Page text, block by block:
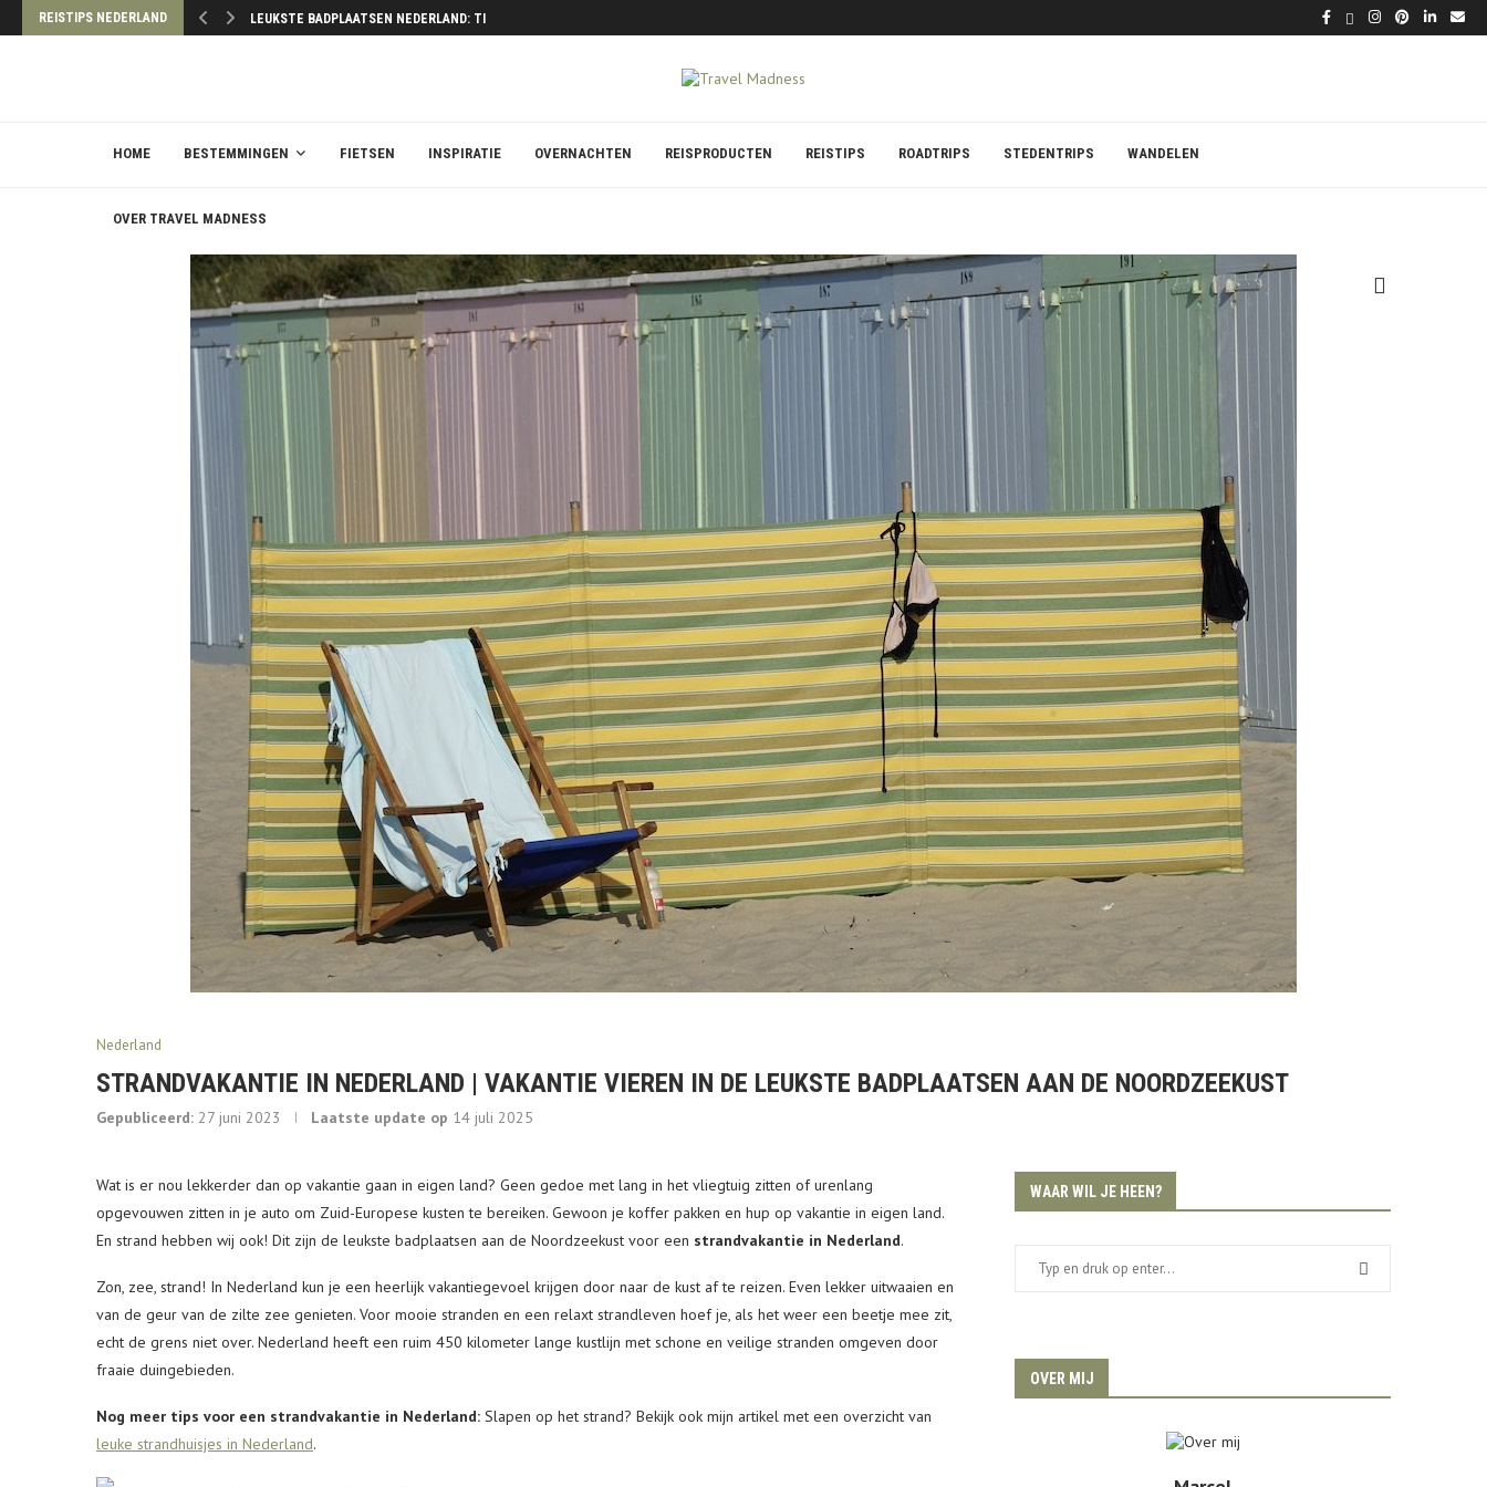
REISTIPS NEDERLAND LEUKSTE BADPLAATSEN NEDERLAND: TIPS VOOR STRAND EN ZEE
HOME BESTEMMINGEN FIETSEN INSPIRATIE OVERNACHTEN REISPRODUCTEN REISTIPS ROADTRIPS STEDENTRIPS WANDELEN
OVER TRAVEL MADNESS
Nederland
STRANDVAKANTIE IN NEDERLAND | VAKANTIE VIEREN IN DE LEUKSTE BADPLAATSEN AAN DE NOORDZEEKUST
Gepubliceerd: 27 juni 2023 Laatste update op 14 juli 2025
Wat is er nou lekkerder dan op vakantie gaan in eigen land? Geen gedoe met lang in het vliegtuig zitten of urenlang
opgevouwen zitten in je auto om Zuid-Europese kusten te bereiken. Gewoon je koffer pakken en hup op vakantie in eigen land.
En strand hebben wij ook! Dit zijn de leukste badplaatsen aan de Noordzeekust voor een strandvakantie in Nederland.
Zon, zee, strand! In Nederland kun je een heerlijk vakantiegevoel krijgen door naar de kust af te reizen. Even lekker uitwaaien en
van de geur van de zilte zee genieten. Voor mooie stranden en een relaxt strandleven hoef je, als het weer een beetje mee zit,
echt de grens niet over. Nederland heeft een ruim 450 kilometer lange kustlijn met schone en veilige stranden omgeven door
fraaie duingebieden.
Nog meer tips voor een strandvakantie in Nederland: Slapen op het strand? Bekijk ook mijn artikel met een overzicht van
leuke strandhuisjes in Nederland.
WAAR WIL JE HEEN?
OVER MIJ